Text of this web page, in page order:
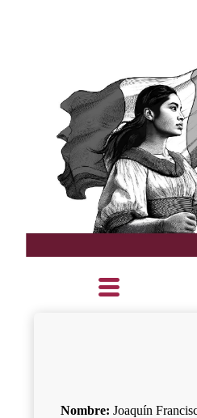
Nombre: Joaquín